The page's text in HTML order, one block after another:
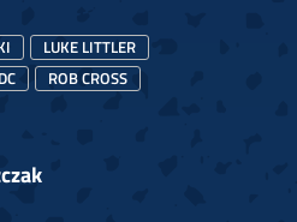
LUKE LITTLER
ROB CROSS